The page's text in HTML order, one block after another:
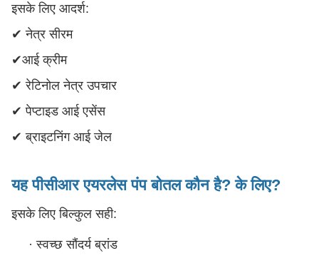
इसके लिए आदर्श:
✔ नेत्र सीरम
✔आई क्रीम
✔ रेटिनोल नेत्र उपचार
✔ पेप्टाइड आई एसेंस
✔ ब्राइटनिंग आई जेल
यह पीसीआर एयरलेस पंप बोतल कौन है? के लिए?
इसके लिए बिल्कुल सही:
· स्वच्छ सौंदर्य ब्रांड